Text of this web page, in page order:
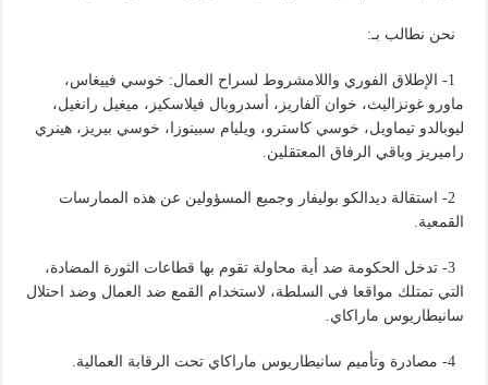
نحن نطالب بـ:
1- الإطلاق الفوري واللامشروط لسراح العمال: خوسي فييغاس،
ماورو غونزاليث، خوان آلفاريز، أسدروبال فيلاسكيز، ميغيل رانغيل،
ليوبالدو تيماويل، خوسي كاسترو، ويليام سبينوزا، خوسي بيريز، هينري
راميريز وباقي الرفاق المعتقلين.
2- استقالة ديدالكو بوليفار وجميع المسؤولين عن هذه الممارسات
القمعية.
3- تدخل الحكومة ضد أية محاولة تقوم بها قطاعات الثورة المضادة،
التي تمتلك مواقعا في السلطة، لاستخدام القمع ضد العمال وضد احتلال
سانيطاريوس ماراكاي.
4- مصادرة وتأميم سانيطاريوس ماراكاي تحت الرقابة العمالية.